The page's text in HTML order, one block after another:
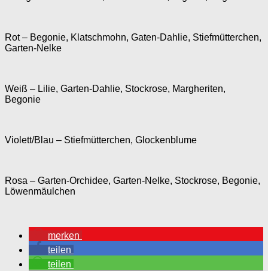
Rot – Begonie, Klatschmohn, Gaten-Dahlie, Stiefmütterchen,
Garten-Nelke
Weiß – Lilie, Garten-Dahlie, Stockrose, Margheriten,
Begonie
Violett/Blau – Stiefmütterchen, Glockenblume
Rosa – Garten-Orchidee, Garten-Nelke, Stockrose, Begonie,
Löwenmäulchen
merken
teilen
teilen